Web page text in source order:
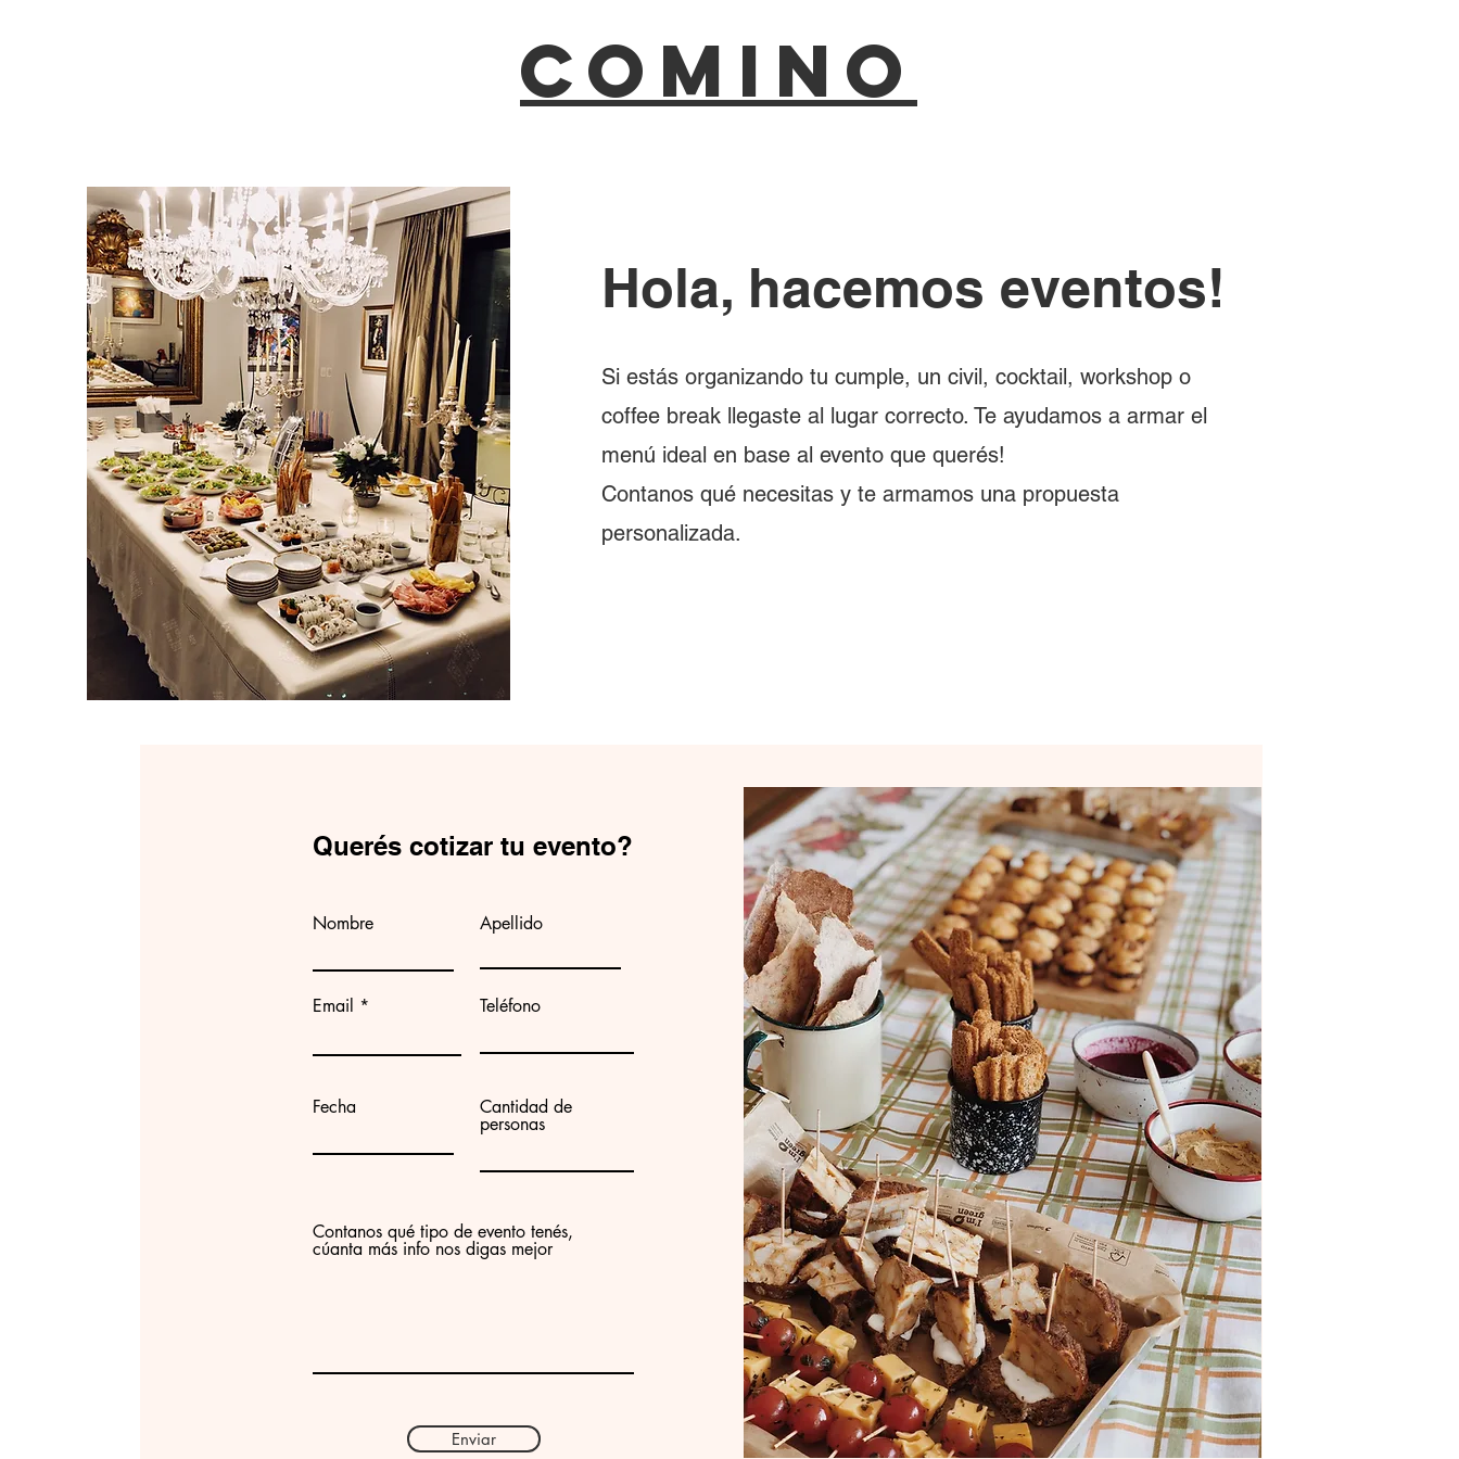
COMINO
Hola, hacemos eventos!
Si estás organizando tu cumple, un civil, cocktail, workshop o
coffee break llegaste al lugar correcto. Te ayudamos a armar el
menú ideal en base al evento que querés!
Contanos qué necesitas y te armamos una propuesta
personalizada.
Querés cotizar tu evento?
Nombre Apellido
Email Teléfono
Fecha Cantidad de
personas
Contanos qué tipo de evento tenés,
cúanta más info nos digas mejor
Enviar